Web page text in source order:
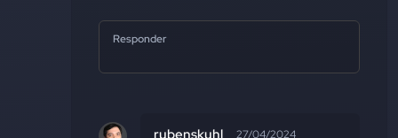
Responder
rubenskuhl 27/04/2024